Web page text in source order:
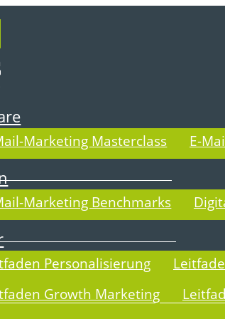
Marketing Masterclass E-
Marketing Benchmarks
Personalisierung
Growth Marketing
ABSOLIT